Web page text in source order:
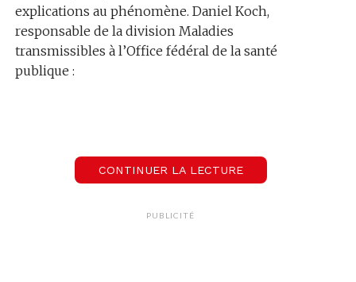
explications au phénomène. Daniel Koch,
responsable de la division Maladies
transmissibles à l’Office fédéral de la santé
publique :
Daniel KochCONTINUER LA LECTURE
PUBLICITÉ